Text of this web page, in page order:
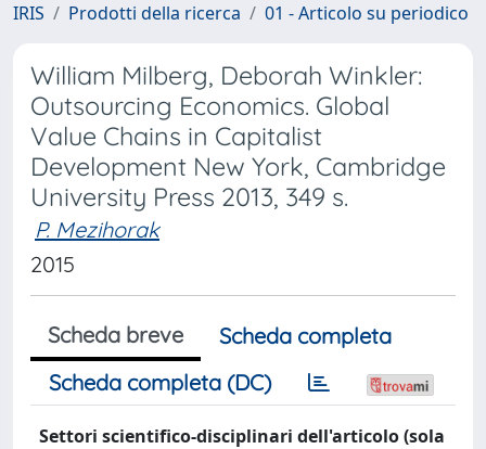
IRIS Prodotti della ricerca 01 - Articolo su periodico
William Milberg, Deborah Winkler:
Outsourcing Economics. Global
Value Chains in Capitalist
Development New York, Cambridge
University Press 2013, 349 s.
P. Mezihorak
2015
Scheda breve
Scheda completa
Scheda completa (DC)
Settori scientifico-disciplinari dell'articolo (sola